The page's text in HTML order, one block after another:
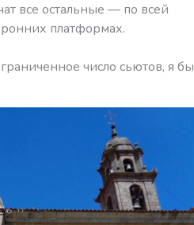
все остальные — по всей
платформах.
число сьютов, я бы